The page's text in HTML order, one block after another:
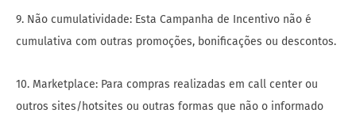
9. Não cumulatividade: Esta Campanha de Incentivo não é
cumulativa com outras promoções, bonificações ou descontos.
10. Marketplace: Para compras realizadas em call center ou
outros sites/hotsites ou outras formas que não o informado